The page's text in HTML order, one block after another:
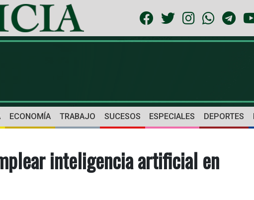
ECONOMÍA TRABAJO SUCESOS ESPECIALES DEPORTES
inteligencia artificial en